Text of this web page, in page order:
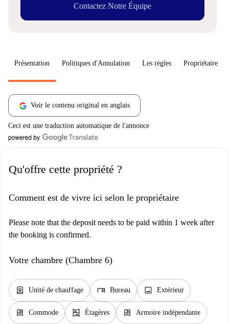
Contactez Notre Équipe
Présentation Politiques d'Annulation Les règles Propriétaire
Voir le contenu original en anglais
Ceci est une traduction automatique de l'annonce
Qu'offre cette propriété ?
Comment est de vivre ici selon le propriétaire
Please note that the deposit needs to be paid within 1 week after
the booking is confirmed.
Votre chambre (Chambre 6)
water_heater Unité de chauffage desk Bureau image Extérieur
dresser Commode shelves Étagères dresser Armoire indépendante